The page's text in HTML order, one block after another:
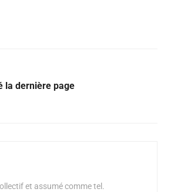
la dernière page
et assumé comme tel.
Si tu veux arrêter de faire ce que tu